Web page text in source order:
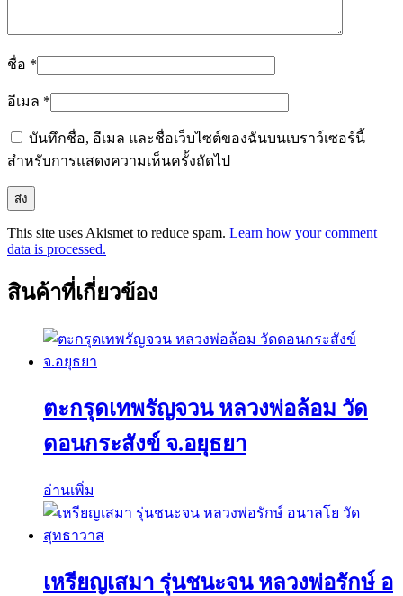
ชื่อ *
อีเมล *
บันทึกชื่อ, อีเมล และชื่อเว็บไซต์ของฉันบนเบราว์เซอร์นี้
สำหรับการแสดงความเห็นครั้งถัดไป
This site uses Akismet to reduce spam. Learn how your comment
data is processed.
สินค้าที่เกี่ยวข้อง
ตะกรุดเทพรัญจวน หลวงพ่อล้อม วัด
ดอนกระสังข์ จ.อยุธยา
อ่านเพิ่ม
เหรียญเสมา รุ่นชนะจน หลวงพ่อรักษ์ อ